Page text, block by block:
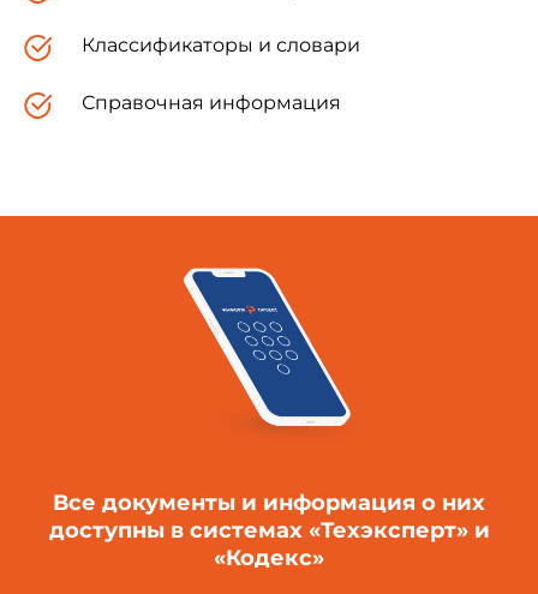
Классификаторы и словари
Справочная информация
Все документы и информация о них
доступны в системах «Техэксперт» и
«Кодекс»